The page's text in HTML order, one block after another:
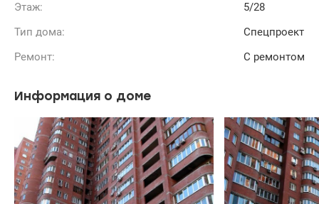
Этаж:
5/28
Тип дома:
Спецпроект
Ремонт:
С ремонтом
Информация о доме